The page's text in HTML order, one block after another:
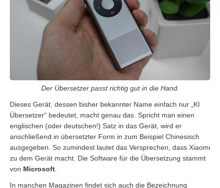
Der Übersetzer passt richtig gut in die Hand.
Dieses Gerät, dessen bisher bekannter Name einfach nur „KI
Übersetzer“ bedeutet, macht genau das. Spricht man einen
englischen (oder deutschen!) Satz in das Gerät, wird er
anschließend in übersetzter Form in zum Beispiel Chinesisch
ausgegeben. So zumindest lautet das Versprechen, dass Xiaomi
zu dem Gerät macht. Die Software für die Übersetzung stammt
von Microsoft
In manchen Magazinen findet sich auch die Bezeichnung